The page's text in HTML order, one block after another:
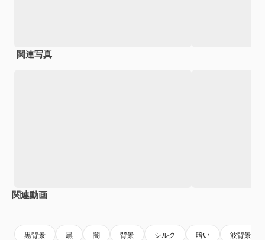
関連写真
関連動画
黒背景 黒 闇 背景 シルク 暗い 波背景